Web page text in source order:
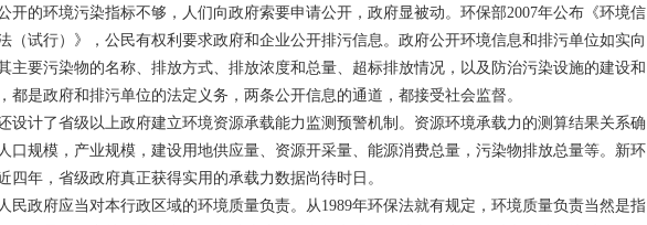
开的环境污染指标不够，人们向政府索要申请公开，政府显被动。环保部2007年公布《环境信
（试行）》，公民有权利要求政府和企业公开排污信息。政府公开环境信息和排污单位如实向
主要污染物的名称、排放方式、排放浓度和总量、超标排放情况，以及防治污染设施的建设和
都是政府和排污单位的法定义务，两条公开信息的通道，都接受社会监督。
设计了省级以上政府建立环境资源承载能力监测预警机制。资源环境承载力的测算结果关系确
口规模，产业规模，建设用地供应量、资源开采量、能源消费总量，污染物排放总量等。新环
四年，省级政府真正获得实用的承载力数据尚待时日。
民政府应当对本行政区域的环境质量负责。从1989年环保法就有规定，环境质量负责当然是指